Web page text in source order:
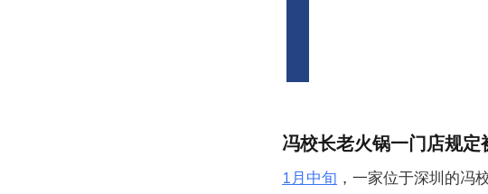
冯校长老火锅一门店规
1月中旬 ，一家位于深圳的冯